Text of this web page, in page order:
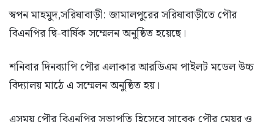
স্বপন মাহমুদ,সরিষাবাড়ী: জামালপুরের সরিষাবাড়ীতে পৌর
বিএনপির দ্বি-বার্ষিক সম্মেলন অনুষ্ঠিত হয়েছে।
শনিবার দিনব্যাপি পৌর এলাকার আরডিএম পাইলট মডেল উচ্চ
বিদ্যালয় মাঠে এ সম্মেলন অনুষ্ঠিত হয়।